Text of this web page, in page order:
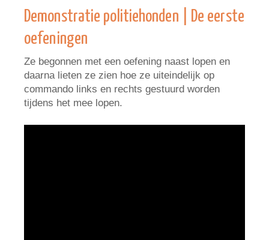
Demonstratie politiehonden | De eerste
oefeningen
Ze begonnen met een oefening naast lopen en
daarna lieten ze zien hoe ze uiteindelijk op
commando links en rechts gestuurd worden
tijdens het mee lopen.